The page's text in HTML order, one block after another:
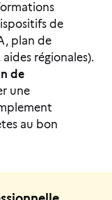
de
plan de
régionales).
de
une
au bon